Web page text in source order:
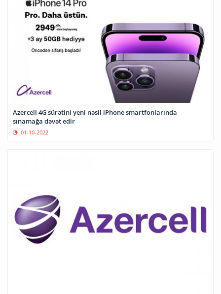
Azercell 4G sürətini yeni nəsil iPhone smartfonlarında
sınamağa dəvət edir
01-10-2022